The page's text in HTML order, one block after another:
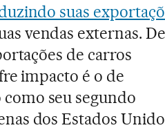
suas
vendas externas. De
de carros
impacto é o de
seu segundo
dos Estados